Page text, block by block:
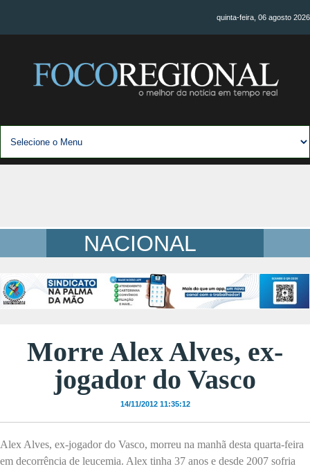
quinta-feira, 06 agosto 2026
NACIONAL
Morre Alex Alves, ex-
jogador do Vasco
14/11/2012 11:35:12
Alex Alves, ex-jogador do Vasco, morreu na manhã desta quarta-feira
em decorrência de leucemia. Alex tinha 37 anos e desde 2007 sofria